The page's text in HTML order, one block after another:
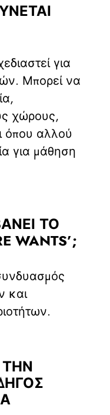
για
Μπορεί να
χώρους,
όπου αλλού
για μάθηση
ΤΟ
WANTS’;
και